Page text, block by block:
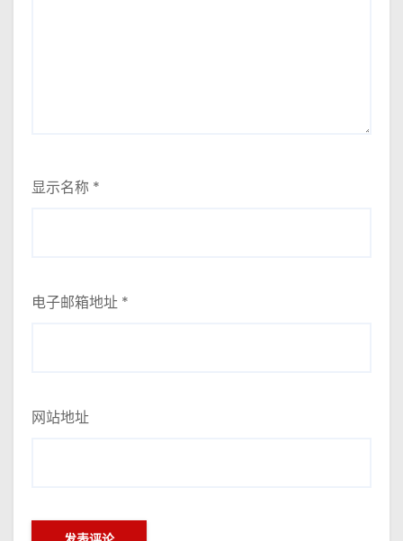
显示名称 *
电子邮箱地址 *
网站地址